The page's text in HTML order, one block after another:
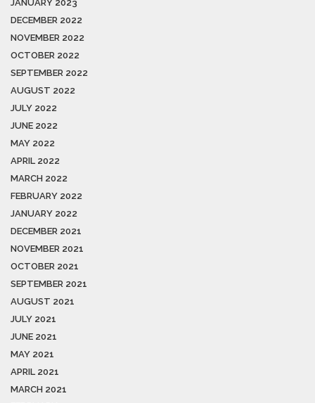
JANUARY 2023
DECEMBER 2022
NOVEMBER 2022
OCTOBER 2022
SEPTEMBER 2022
AUGUST 2022
JULY 2022
JUNE 2022
MAY 2022
APRIL 2022
MARCH 2022
FEBRUARY 2022
JANUARY 2022
DECEMBER 2021
NOVEMBER 2021
OCTOBER 2021
SEPTEMBER 2021
AUGUST 2021
JULY 2021
JUNE 2021
MAY 2021
APRIL 2021
MARCH 2021